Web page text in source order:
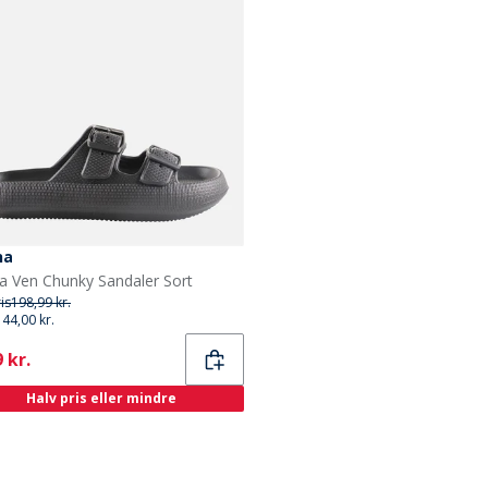
Ven Chunky Sandaler Sort
198,99 kr.
kr.
kr.
Halv pris eller mindre